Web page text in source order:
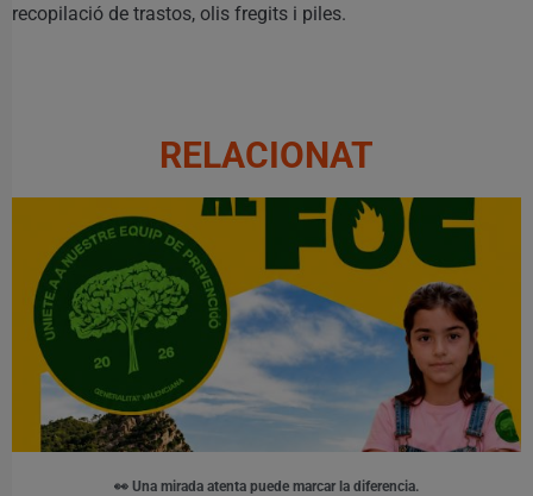
recopilació de trastos, olis fregits i piles.
RELACIONAT
👀 Una mirada atenta puede marcar la diferencia.